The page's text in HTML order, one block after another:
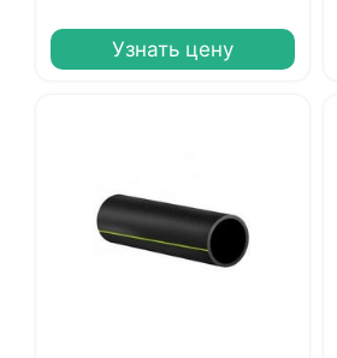
Узнать цену